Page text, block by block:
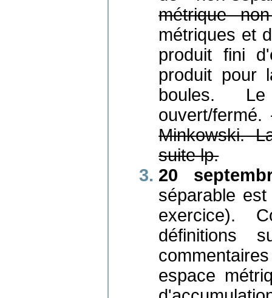
métrique
métriques et
produit fini
produit pour
boules.
ouvert/fermé.
Minkowski.
suite lp.
20
séparable
exercice).
définitions
espace